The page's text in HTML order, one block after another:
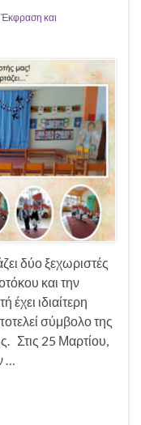
Έκφραση και
δύο ξεχωριστές
και την
ιδιαίτερη
σύμβολο της
Στις 25 Μαρτίου,
…